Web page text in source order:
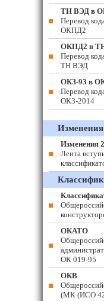
ТН ВЭД в
Перевод
ОКПД2
ОКПД2 в
Перевод
ТН ВЭД
ОКЗ-93 в
Перевод
ОКЗ-2014
Изменения
Лента
ОКАТО
ОК 019-95
ОКВ
(МК (ИСО